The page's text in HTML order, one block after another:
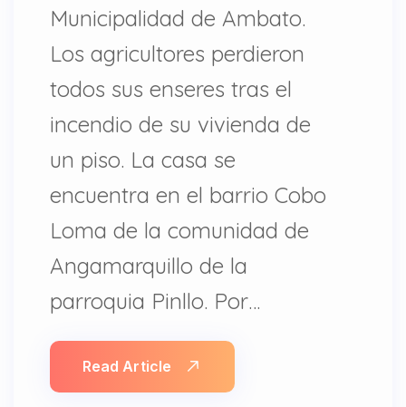
Municipalidad de Ambato.
Los agricultores perdieron
todos sus enseres tras el
incendio de su vivienda de
un piso. La casa se
encuentra en el barrio Cobo
Loma de la comunidad de
Angamarquillo de la
parroquia Pinllo. Por…
Read Article